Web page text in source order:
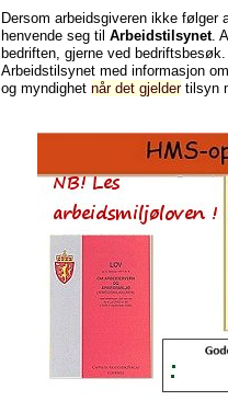
Dersom arbeidsgiveren ikke følger
henvende seg til Arbeidstilsynet.
bedriften, gjerne ved
Arbeidstilsynet med informasjon
og myndighet når det gjeldertilsyn